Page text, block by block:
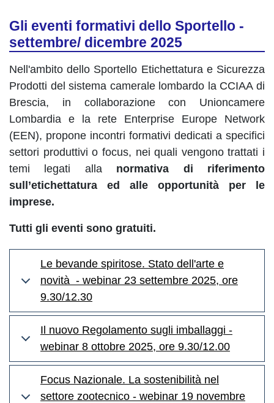
Gli eventi formativi dello Sportello -
settembre/ dicembre 2025
Nell'ambito dello Sportello Etichettatura e Sicurezza
Prodotti del sistema camerale lombardo la CCIAA di
Brescia, in collaborazione con Unioncamere
Lombardia e la rete Enterprise Europe Network
(EEN), propone incontri formativi dedicati a specifici
settori produttivi o focus, nei quali vengono trattati i
temi legati alla normativa di riferimento
sull’etichettatura ed alle opportunità per le
imprese.
Tutti gli eventi sono gratuiti.
Le bevande spiritose. Stato dell'arte e
novità - webinar 23 settembre 2025, ore
9.30/12.30
Il nuovo Regolamento sugli imballaggi -
webinar 8 ottobre 2025, ore 9.30/12.00
Focus Nazionale. La sostenibilità nel
settore zootecnico - webinar 19 novembre